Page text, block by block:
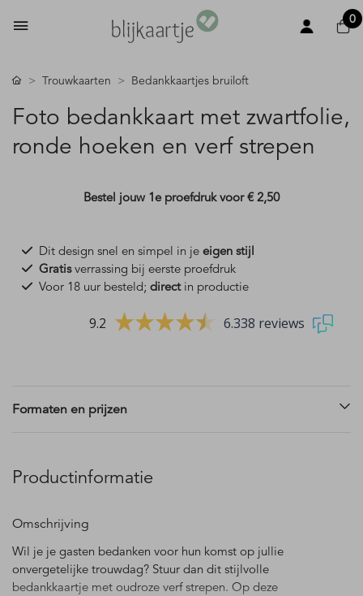
0
Trouwkaarten Bedankkaartjes bruiloft
Foto bedankkaart met zwartfolie,
ronde hoeken en verf strepen
Bestel jouw 1e proefdruk voor€ 2,50
Dit design snel en simpel in je eigen stijl
Gratisverrassing bij eerste proefdruk
Voor 18 uur besteld; directin productie
9.2 6.338 reviews
Formaten en prijzen
Productinformatie
Omschrijving
Wil je je gasten bedanken voor hun komst op jullie
onvergetelijke trouwdag? Stuur dan dit stijlvolle
bedankkaartje met oudroze verf strepen. Op deze